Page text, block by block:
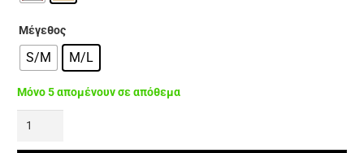
Μέγεθος
S/M M/L
Μόνο 5 απομένουν σε απόθεμα
SUN